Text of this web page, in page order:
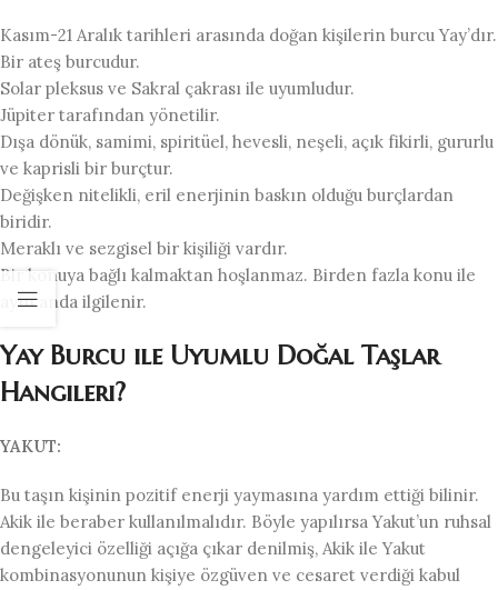
Kasım-21 Aralık tarihleri arasında doğan kişilerin burcu Yay’dır.
Bir ateş burcudur.
Solar pleksus ve Sakral çakrası ile uyumludur.
Jüpiter tarafından yönetilir.
Dışa dönük, samimi, spiritüel, hevesli, neşeli, açık fikirli, gururlu
ve kaprisli bir burçtur.
Değişken nitelikli, eril enerjinin baskın olduğu burçlardan
biridir.
Meraklı ve sezgisel bir kişiliği vardır.
Bir konuya bağlı kalmaktan hoşlanmaz. Birden fazla konu ile
aynı anda ilgilenir.
Yay Burcu ile Uyumlu Doğal Taşlar
Hangileri?
YAKUT:
Bu taşın kişinin pozitif enerji yaymasına yardım ettiği bilinir.
Akik ile beraber kullanılmalıdır. Böyle yapılırsa Yakut’un ruhsal
dengeleyici özelliği açığa çıkar denilmiş, Akik ile Yakut
kombinasyonunun kişiye özgüven ve cesaret verdiği kabul